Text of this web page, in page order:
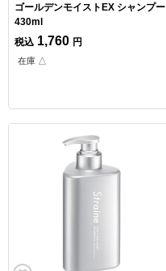
ゴールデンモイストEX シャンプー
430ml
税込 1,760 円
在庫 △